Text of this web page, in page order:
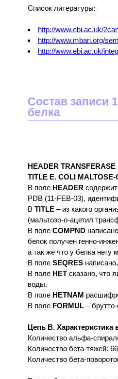
Список литературы:
http://www.ebi.ac.uk/
http://www.mbari.org/
http://www.ebi.ac.uk/
Состав записи
белка
HEADER TRANSFERASE
TITLE E. COLI
В поле HEADER
PDB (11-FEB-03),
ВTITLE – из какого
(мальтозо-о-ацетил
В полеCOMPND
белок получен генно-
а так же что у белка нету
В полеSEQRES
В поле HET сказано, что
воды.
В поле HETNAM
В поле FORMUL –
Цепь В. Характеристика
Количество альфа-
Количество бета-тяжей: 66
Количество бета-